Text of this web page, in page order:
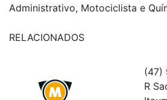
Administrativo, Motociclista e
RELACIONADOS
(47)
R